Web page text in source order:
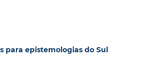
para epistemologias do Sul